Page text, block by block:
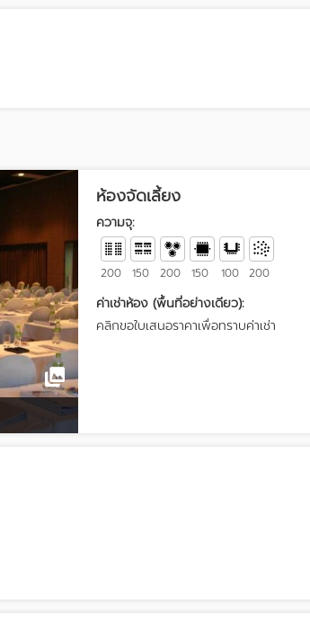
ห้องจัดเลี้ยง
ความจุ:
200 150 200 150 100 200
ค่าเช่าห้อง (พื้นที่อย่างเดียว):
คลิกขอใบเสนอราคาเพื่อทราบค่าเช่า